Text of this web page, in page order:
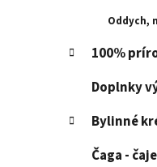
Oddych,
100%
Doplnky
Bylinné
Čaga -